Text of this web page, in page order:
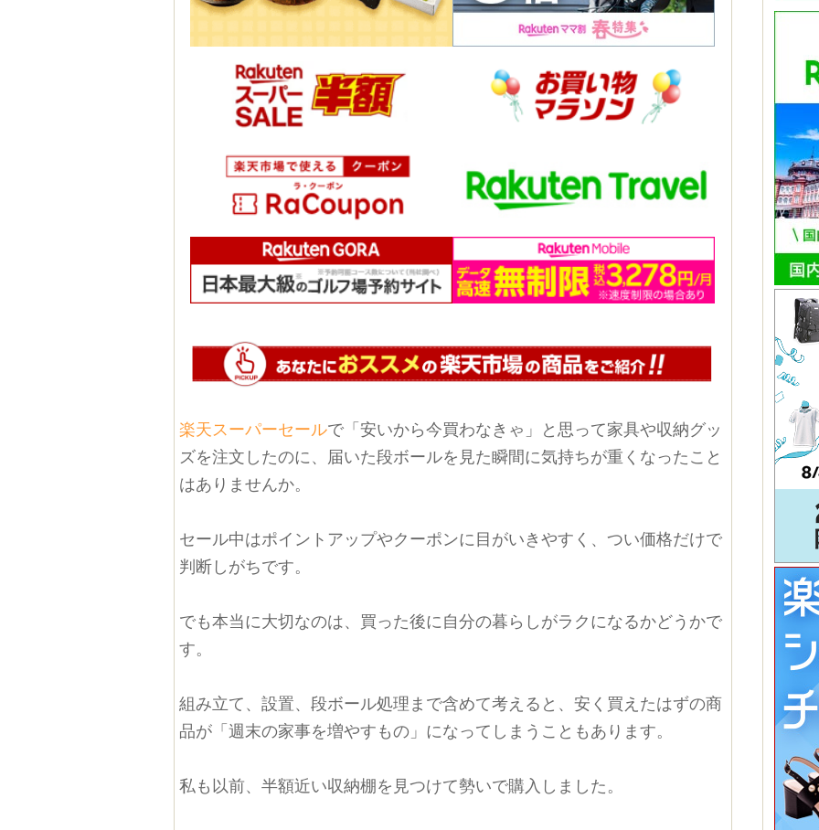
楽天スーパーセールで「安いから今買わなきゃ」と思って家具や収納グッ
ズを注文したのに、届いた段ボールを見た瞬間に気持ちが重くなったこと
はありませんか。
セール中はポイントアップやクーポンに目がいきやすく、つい価格だけで
判断しがちです。
でも本当に大切なのは、買った後に自分の暮らしがラクになるかどうかで
す。
組み立て、設置、段ボール処理まで含めて考えると、安く買えたはずの商
品が「週末の家事を増やすもの」になってしまうこともあります。
私も以前、半額近い収納棚を見つけて勢いで購入しました。